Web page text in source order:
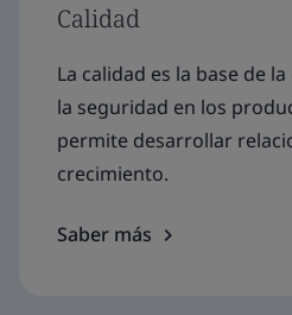
Calidad
La calidad es la base de
la seguridad en los
permite desarrollar
crecimiento.
Saber más